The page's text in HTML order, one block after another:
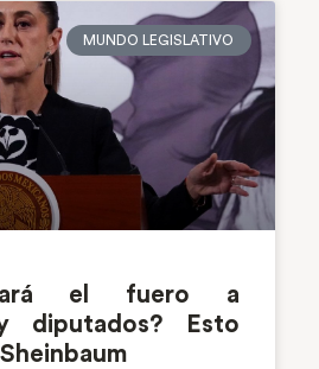
MUNDO LEGISLATIVO
el fuero a
diputados? Esto